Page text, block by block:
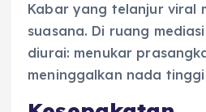
Kabar yang telanjur viral
suasana. Di ruang
diurai: menukar
meninggalkan nada tinggi